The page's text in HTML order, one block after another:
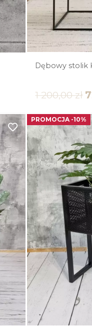
Dębowy stolik
1 200,00zł
PROMOCJA -10%